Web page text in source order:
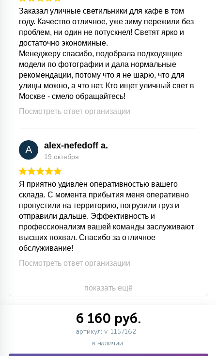
Заказал уличные светильники для кафе в том
году. Качество отличное, уже зиму пережили без
проблем, ни один не потускнел! Светят ярко и
достаточно экономиные.
Менеджеру спасибо, подобрала подходящие
модели по фотографии и дала нормальные
рекомендации, потому что я не шарю, что для
улицы можно, а что нет. Кто ищет уличный свет в
Москве - смело обращайтесь!
Посмотреть ответ организации
A alex-nefedoff a.
19 октября
Я приятно удивлен оперативностью вашего
склада. С момента прибытия меня оперативно
пропустили на территорию, погрузили груз и
отправили дальше. Эффективность и
профессионализм вашей команды заслуживают
высших похвал. Спасибо за отличное
обслуживание!
Посмотреть ответ организации
показать ещё
6 160 руб.
артикул: v-1157162
в наличии